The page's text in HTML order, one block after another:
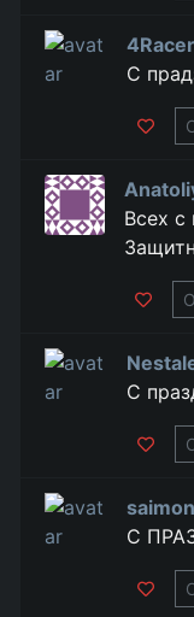
4Racer
С
Всех
С
saimon
С